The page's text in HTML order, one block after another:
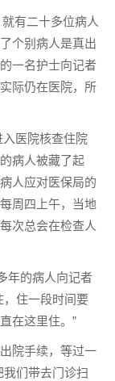
有二十多位病人
个别病人是真出
一名护士向记者
际仍在医院，所
医院核查住院
病人被藏了起
人应对医保局的
周四上午，当地
次总会在检查人
年的病人向记者
，住一段时间要
在这里住。”
院手续，等过一
我们带去门诊扫